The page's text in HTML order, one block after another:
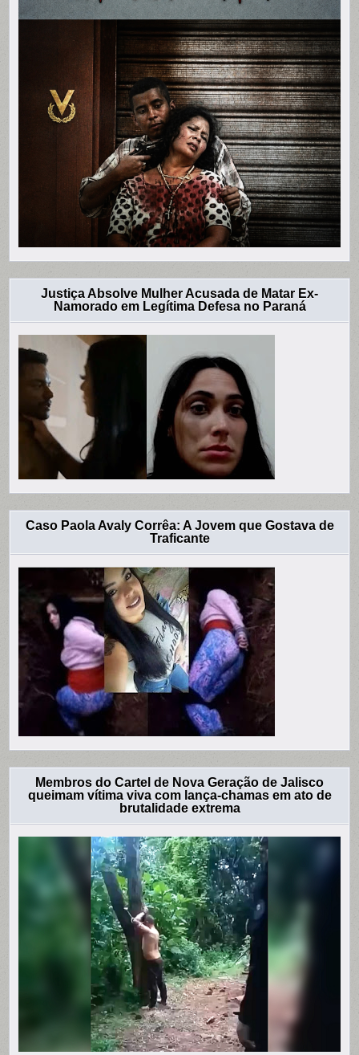
Justiça Absolve Mulher Acusada de Matar Ex-
Namorado em Legítima Defesa no Paraná
Caso Paola Avaly Corrêa: A Jovem que Gostava de
Traficante
Membros do Cartel de Nova Geração de Jalisco
queimam vítima viva com lança-chamas em ato de
brutalidade extrema